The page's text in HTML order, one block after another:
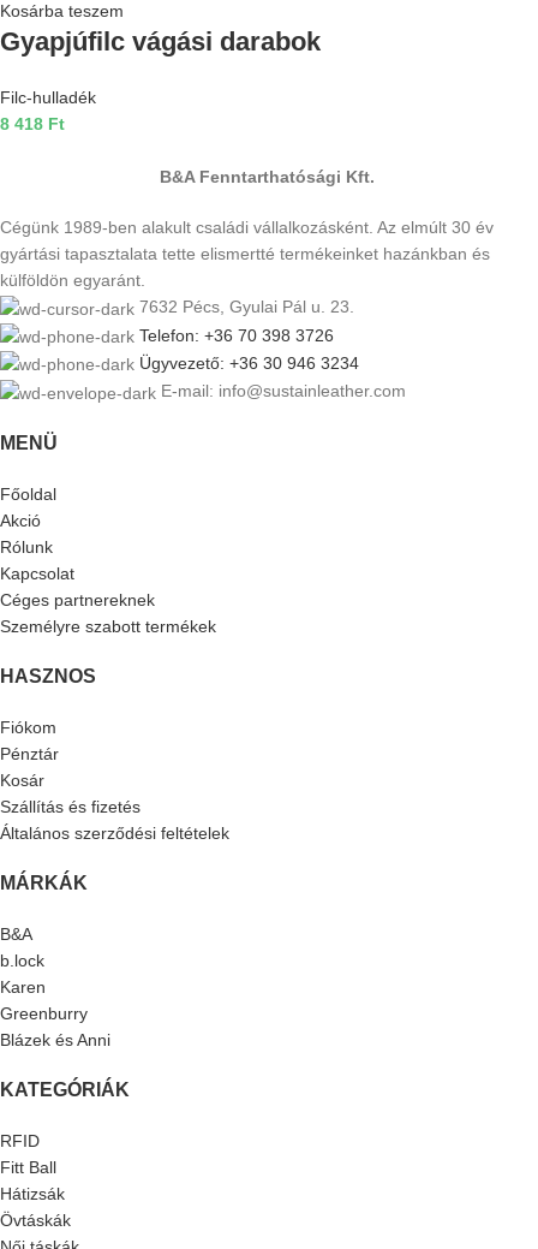
Kosárba teszem
Gyapjúfilc vágási darabok
Filc-hulladék
8 418 Ft
B&A Fenntarthatósági Kft.
Cégünk 1989-ben alakult családi vállalkozásként. Az elmúlt 30 év
gyártási tapasztalata tette elismertté termékeinket hazánkban és
külföldön egyaránt.
7632 Pécs, Gyulai Pál u. 23.
Telefon: +36 70 398 3726
Ügyvezető: +36 30 946 3234
E-mail: info@sustainleather.com
MENÜ
Főoldal
Akció
Rólunk
Kapcsolat
Céges partnereknek
Személyre szabott termékek
HASZNOS
Fiókom
Pénztár
Kosár
Szállítás és fizetés
Általános szerződési feltételek
MÁRKÁK
B&A
b.lock
Karen
Greenburry
Blázek és Anni
KATEGÓRIÁK
RFID
Fitt Ball
Hátizsák
Övtáskák